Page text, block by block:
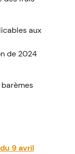
aux
de 2024
9 avril